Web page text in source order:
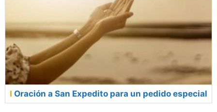
Oración a San Expedito para un pedido especial